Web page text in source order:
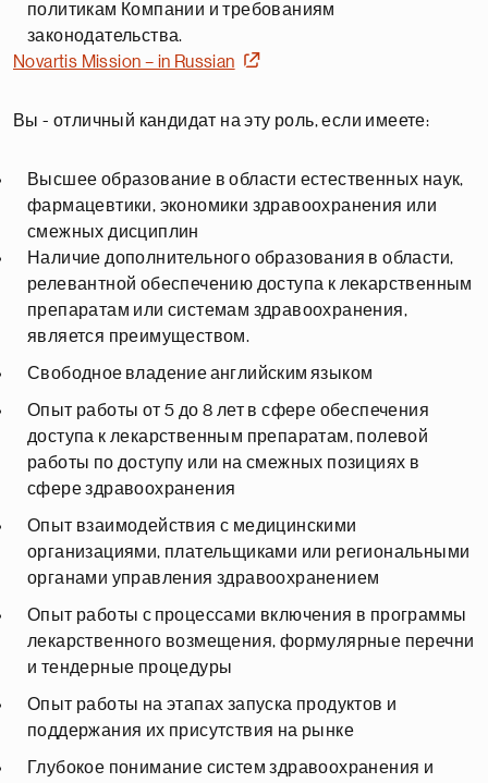
политикам Компании и требованиям
законодательства.
Novartis Mission – in Russian
Вы - отличный кандидат на эту роль, если имеете:
Высшее образование в области естественных наук,
фармацевтики, экономики здравоохранения или
смежных дисциплин
Наличие дополнительного образования в области,
релевантной обеспечению доступа к лекарственным
препаратам или системам здравоохранения,
является преимуществом.
Свободное владение английским языком
Опыт работы от 5 до 8 лет в сфере обеспечения
доступа к лекарственным препаратам, полевой
работы по доступу или на смежных позициях в
сфере здравоохранения
Опыт взаимодействия с медицинскими
организациями, плательщиками или региональными
органами управления здравоохранением
Опыт работы с процессами включения в программы
лекарственного возмещения, формулярные перечни
и тендерные процедуры
Опыт работы на этапах запуска продуктов и
поддержания их присутствия на рынке
Глубокое понимание систем здравоохранения и